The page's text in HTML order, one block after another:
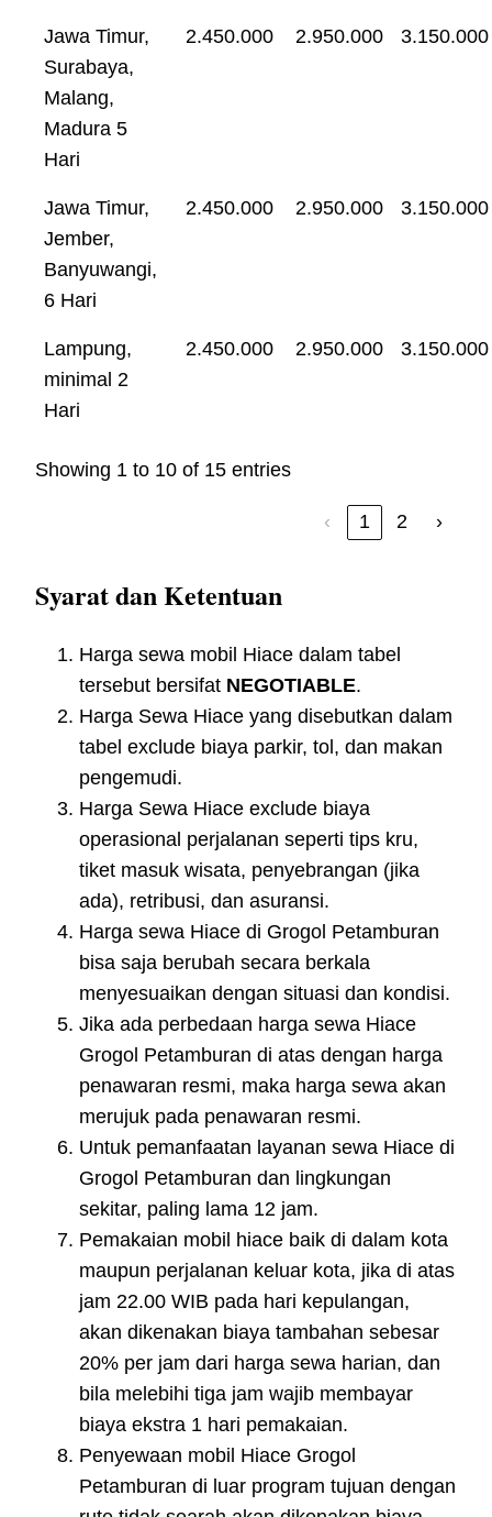
Jawa Timur,
Surabaya,
Malang,
Madura 5
Hari
2.450.000 2.950.000 3.150.000
Jawa Timur,
Jember,
Banyuwangi,
6 Hari
2.450.000 2.950.000 3.150.000
Lampung,
minimal 2
Hari
2.450.000 2.950.000 3.150.000
Showing 1 to 10 of 15 entries
‹ 1 2 ›
Syarat dan Ketentuan
Harga sewa mobil Hiace dalam tabel
tersebut bersifat NEGOTIABLE.
Harga Sewa Hiace yang disebutkan dalam
tabel exclude biaya parkir, tol, dan makan
pengemudi.
Harga Sewa Hiace exclude biaya
operasional perjalanan seperti tips kru,
tiket masuk wisata, penyebrangan (jika
ada), retribusi, dan asuransi.
Harga sewa Hiace di Grogol Petamburan
bisa saja berubah secara berkala
menyesuaikan dengan situasi dan kondisi.
Jika ada perbedaan harga sewa Hiace
Grogol Petamburan di atas dengan harga
penawaran resmi, maka harga sewa akan
merujuk pada penawaran resmi.
Untuk pemanfaatan layanan sewa Hiace di
Grogol Petamburan dan lingkungan
sekitar, paling lama 12 jam.
Pemakaian mobil hiace baik di dalam kota
maupun perjalanan keluar kota, jika di atas
jam 22.00 WIB pada hari kepulangan,
akan dikenakan biaya tambahan sebesar
20% per jam dari harga sewa harian, dan
bila melebihi tiga jam wajib membayar
biaya ekstra 1 hari pemakaian.
Penyewaan mobil Hiace Grogol
Petamburan di luar program tujuan dengan